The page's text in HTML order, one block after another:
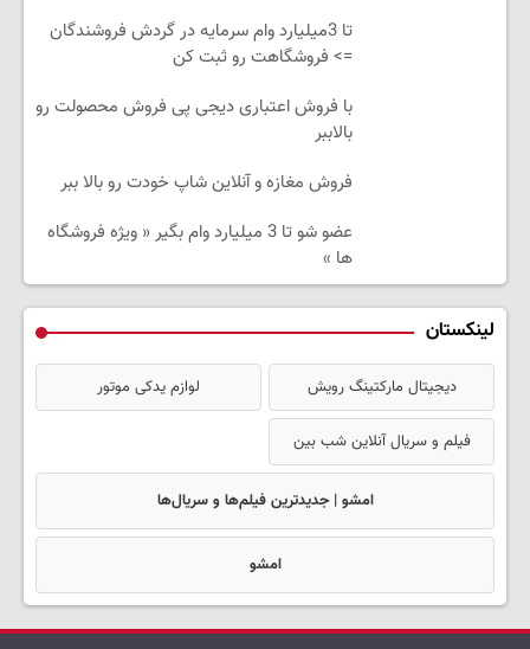
تا 3میلیارد وام سرمایه در گردش فروشندگان
=> فروشگاهت رو ثبت کن
با فروش اعتباری دیجی پی فروش محصولت رو
بالاببر
فروش مغازه و آنلاین شاپ خودت رو بالا ببر
عضو شو تا 3 میلیارد وام بگیر « ویژه فروشگاه
ها »
لینکستان
دیجیتال مارکتینگ رویش لوازم یدکی موتور
فیلم و سریال آنلاین شب بین
امشو | جدیدترین فیلم‌ها و سریال‌ها
امشو